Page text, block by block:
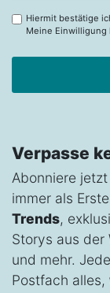
Hiermit bestätige
Meine
Verpasse
Abonniere
immer als
Trends,
Storys aus der
und mehr.
Postfach alles,